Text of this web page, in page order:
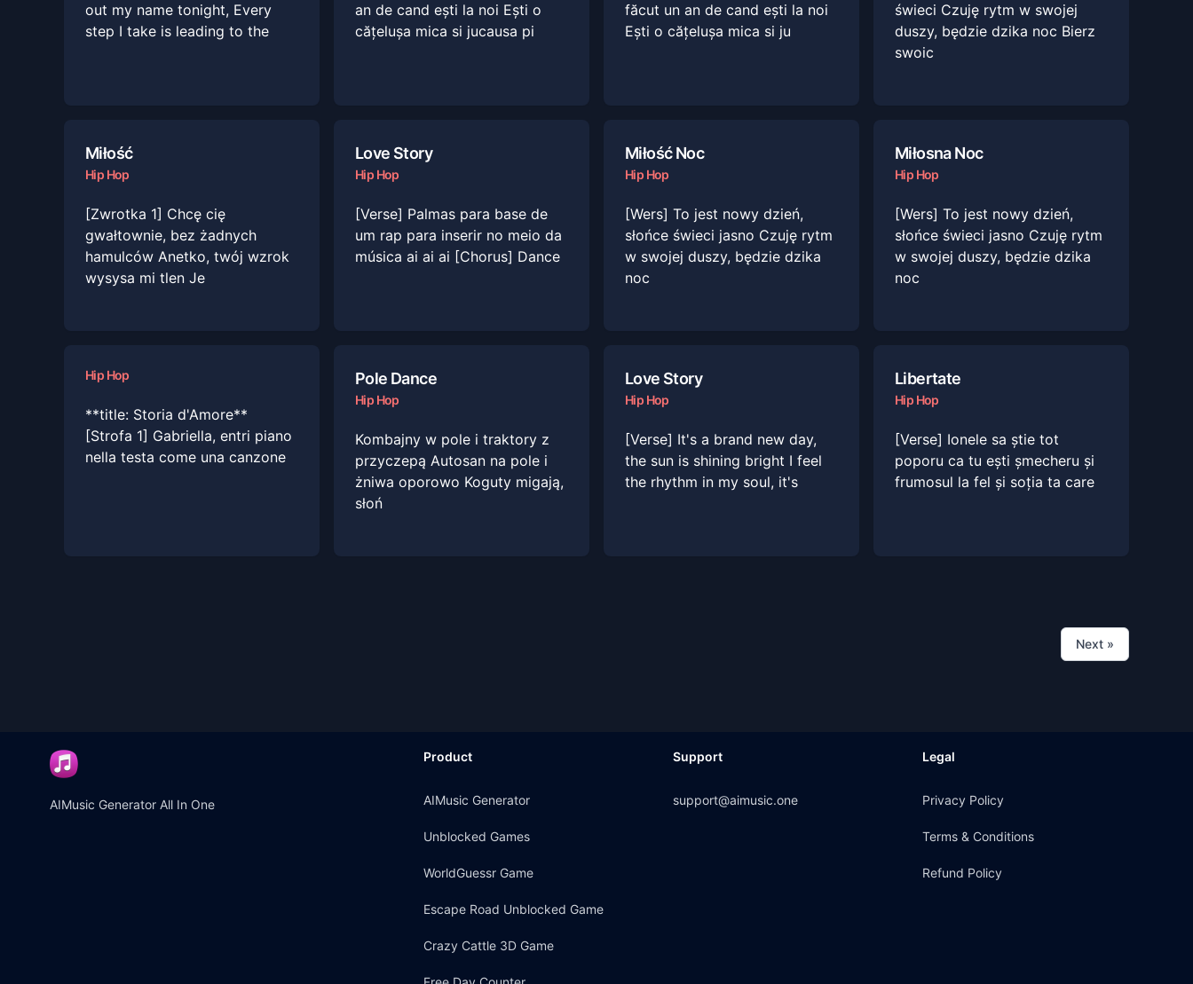
out my name tonight, Every
step I take is leading to the
an de cand ești la noi Ești o
cățelușa mica si jucausa pi
făcut un an de cand ești la noi
Ești o cățelușa mica si ju
świeci Czuję rytm w swojej
duszy, będzie dzika noc Bierz
swoic
Miłość
Hip Hop
[Zwrotka 1] Chcę cię
gwałtownie, bez żadnych
hamulców Anetko, twój wzrok
wysysa mi tlen Je
Love Story
Hip Hop
[Verse] Palmas para base de
um rap para inserir no meio da
música ai ai ai [Chorus] Dance
Miłość Noc
Hip Hop
[Wers] To jest nowy dzień,
słońce świeci jasno Czuję rytm
w swojej duszy, będzie dzika
noc
Miłosna Noc
Hip Hop
[Wers] To jest nowy dzień,
słońce świeci jasno Czuję rytm
w swojej duszy, będzie dzika
noc
Hip Hop
**title: Storia d'Amore**
[Strofa 1] Gabriella, entri piano
nella testa come una canzone
Pole Dance
Hip Hop
Kombajny w pole i traktory z
przyczepą Autosan na pole i
żniwa oporowo Koguty migają,
słoń
Love Story
Hip Hop
[Verse] It's a brand new day,
the sun is shining bright I feel
the rhythm in my soul, it's
Libertate
Hip Hop
[Verse] Ionele sa știe tot
poporu ca tu ești șmecheru și
frumosul la fel și soția ta care
Next »
AIMusic Generator All In One
Product
AIMusic Generator
Unblocked Games
WorldGuessr Game
Escape Road Unblocked Game
Crazy Cattle 3D Game
Support
support@aimusic.one
Legal
Privacy Policy
Terms & Conditions
Refund Policy